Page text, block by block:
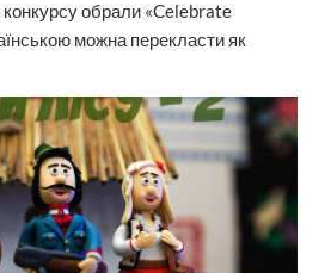
обрали «Celebrate
можна перекласти як